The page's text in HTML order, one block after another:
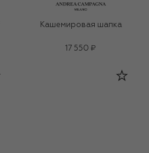
Кашемировая шапка
17 550 ₽